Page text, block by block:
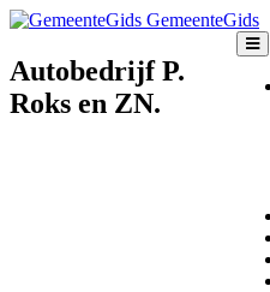
GemeenteGids
Autobedrijf P.
Roks en ZN.